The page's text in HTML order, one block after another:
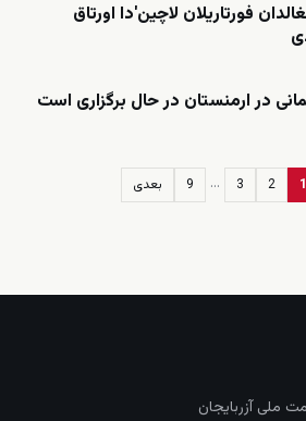
فورتاریلان لاچین'دا اورتاق
در ارمنستان در حال برگزاری است
1
2
3
…
9 بعدی
ملی آزربایجان